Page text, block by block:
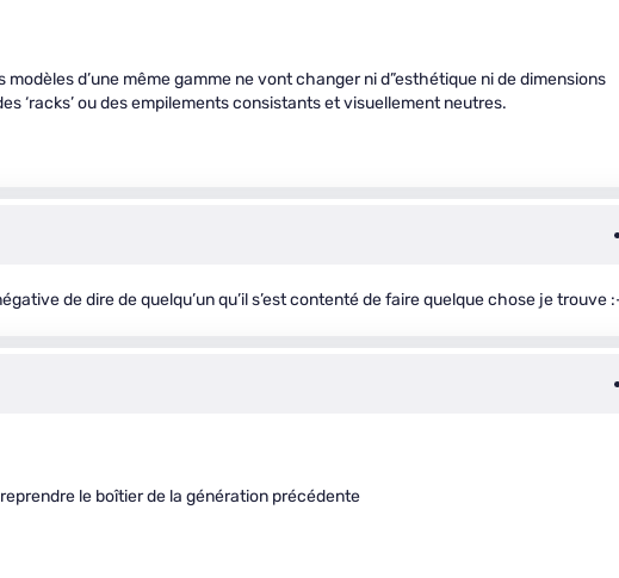
modèles d’une même gamme ne vont changer ni d”esthétique ni de dimensions
‘racks’ ou des empilements consistants et visuellement neutres.
de dire de quelqu’un qu’il s’est contenté de faire quelque chose je trouve
le boîtier de la génération précédente